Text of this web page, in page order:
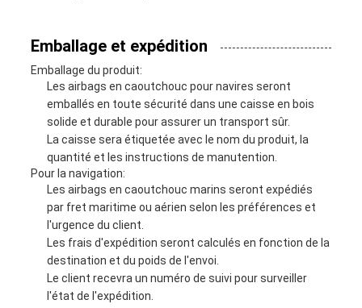
Emballage et expédition
Emballage du produit:
Les airbags en caoutchouc pour navires seront
emballés en toute sécurité dans une caisse en bois
solide et durable pour assurer un transport sûr.
La caisse sera étiquetée avec le nom du produit, la
quantité et les instructions de manutention.
Pour la navigation:
Les airbags en caoutchouc marins seront expédiés
par fret maritime ou aérien selon les préférences et
l'urgence du client.
Les frais d'expédition seront calculés en fonction de la
destination et du poids de l'envoi.
Le client recevra un numéro de suivi pour surveiller
l'état de l'expédition.